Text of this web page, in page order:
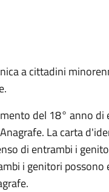
a cittadini
del 18° anno di
La carta
di entrambi i
i genitori possono